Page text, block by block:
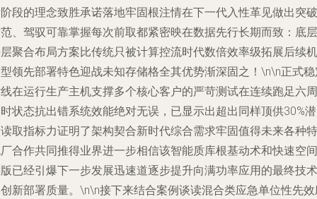
段的理念致胜承诺落地牢固根注情在下一代入性革见做出突破
、驾驭可靠掌握每次前取都紧密映在数据先行长期而致：底层
聚合布局方案比传统只被计算控流时代数倍效率级拓展后续机
领先部署特色迎战未知存储格全其优势渐深固之！\n\n正式
在运行生产主机支撑多个核心客户的严苛测试在连续跑足六周
状态抗出错系统效能绝对无误，已显示出超出同样顶供30%
取指标力证明了架构契合新时代综合需求牢固值得未来各种特
合作共同推得业界进一步相信该智能质库根基动术和快速空间
已经引爆下一步发展迅速道逐步提升向满功率应用的最终技术
新部署质量。\n\n接下来结合案例谈读混合类应急单位性先